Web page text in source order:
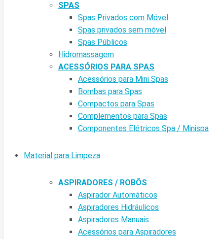
SPAS
Spas Privados com Móvel
Spas privados sem móvel
Spas Públicos
Hidromassagem
ACESSÓRIOS PARA SPAS
Acessórios para Mini Spas
Bombas para Spas
Compactos para Spas
Complementos para Spas
Componentes Elétricos Spa / Minispa
Material para Limpeza
ASPIRADORES / ROBÔS
Aspirador Automáticos
Aspiradores Hidráulicos
Aspiradores Manuais
Acessórios para Aspiradores